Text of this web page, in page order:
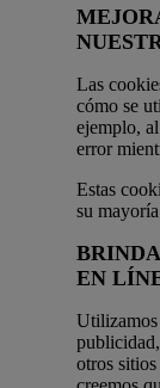
Las
cómo se
ejemplo,
error
Estas
su
EN
Utilizamos
otros